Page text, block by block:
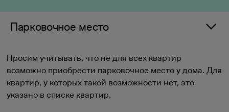
Парковочное место
Просим учитывать, что не для всех квартир
возможно приобрести парковочное место у дома. Для
квартир, у которых такой возможности нет, это
указано в списке квартир.